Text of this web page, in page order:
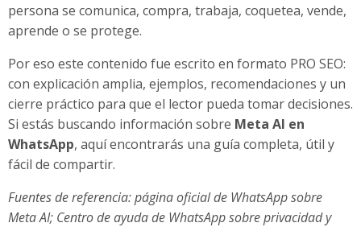
persona se comunica, compra, trabaja, coquetea, vende,
aprende o se protege.
Por eso este contenido fue escrito en formato PRO SEO:
con explicación amplia, ejemplos, recomendaciones y un
cierre práctico para que el lector pueda tomar decisiones.
Si estás buscando información sobre Meta AI en
WhatsApp, aquí encontrarás una guía completa, útil y
fácil de compartir.
Fuentes de referencia: página oficial de WhatsApp sobre
Meta AI; Centro de ayuda de WhatsApp sobre privacidad y